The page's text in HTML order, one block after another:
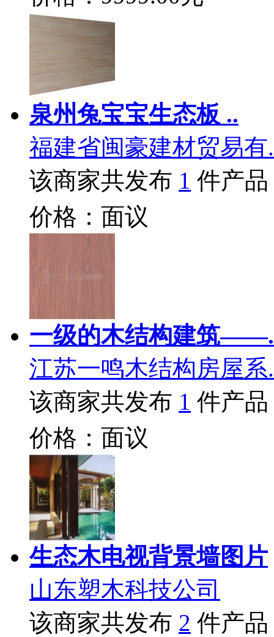
泉州兔宝宝生态板 ..
福建省闽豪建材贸易有
该商家共发布 1 件产品
价格：面议
一级的木结构建筑
江苏一鸣木结构房屋系
该商家共发布 1 件产品
价格：面议
生态木电视背景墙图片
山东塑木科技公司
该商家共发布 2 件产品